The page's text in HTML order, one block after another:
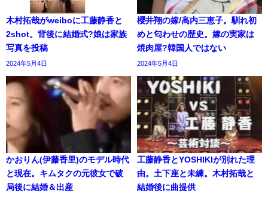
木村拓哉がweiboに工藤静香と
2shot。背後に結婚式?娘は家族
写真を投稿
2024年5月4日
櫻井翔の嫁/高内三恵子。馴れ初
めと匂わせの歴史。嫁の実家は
焼肉屋?韓国人ではない
2024年5月4日
かおりん(伊藤香里)のモデル時代
と現在。キムタクの元彼女で破
局後に結婚＆出産
工藤静香とYOSHIKIが別れた理
由。土下座と未練。木村拓哉と
結婚後に曲提供